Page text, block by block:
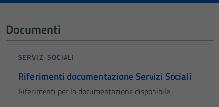
Documenti
SERVIZI SOCIALI
Riferimenti documentazione Servizi Sociali
Riferimenti per la documentazione disponibile